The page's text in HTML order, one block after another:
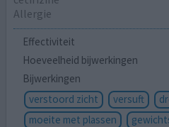
Allergie
Effectiviteit
Hoeveelheid bijwerkingen
Bijwerkingen
verstoord zicht
versuft
moeite met plassen